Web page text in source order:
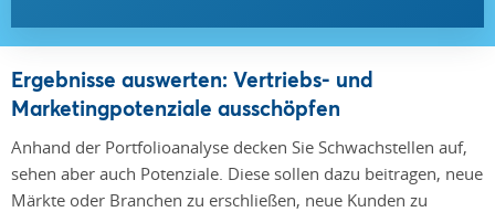
Ergebnisse auswerten: Vertriebs- und
Marketingpotenziale ausschöpfen
Anhand der Portfolioanalyse decken Sie Schwachstellen auf,
sehen aber auch Potenziale. Diese sollen dazu beitragen, neue
Märkte oder Branchen zu erschließen, neue Kunden zu